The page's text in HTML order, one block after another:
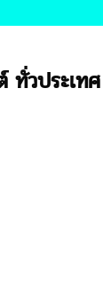
ทั่วประเทศ